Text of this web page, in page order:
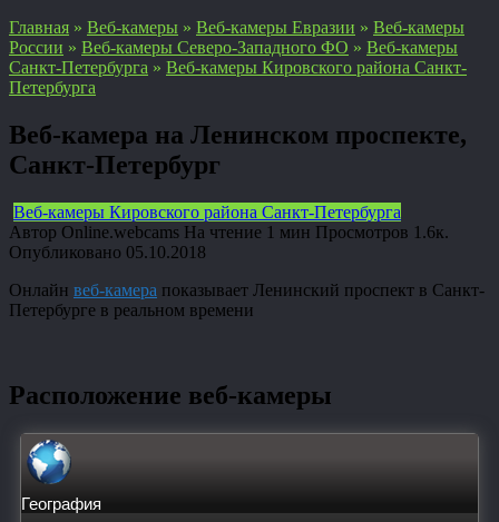
Главная » Веб-камеры » Веб-камеры Евразии » Веб-камеры
России » Веб-камеры Северо-Западного ФО » Веб-камеры
Санкт-Петербурга » Веб-камеры Кировского района Санкт-
Петербурга
Веб-камера на Ленинском проспекте,
Санкт-Петербург
Веб-камеры Кировского района Санкт-Петербурга
Автор Online.webcams На чтение 1 мин Просмотров 1.6к.
Опубликовано 05.10.2018
Онлайн веб-камера показывает Ленинский проспект в Санкт-
Петербурге в реальном времени
Расположение веб-камеры
География